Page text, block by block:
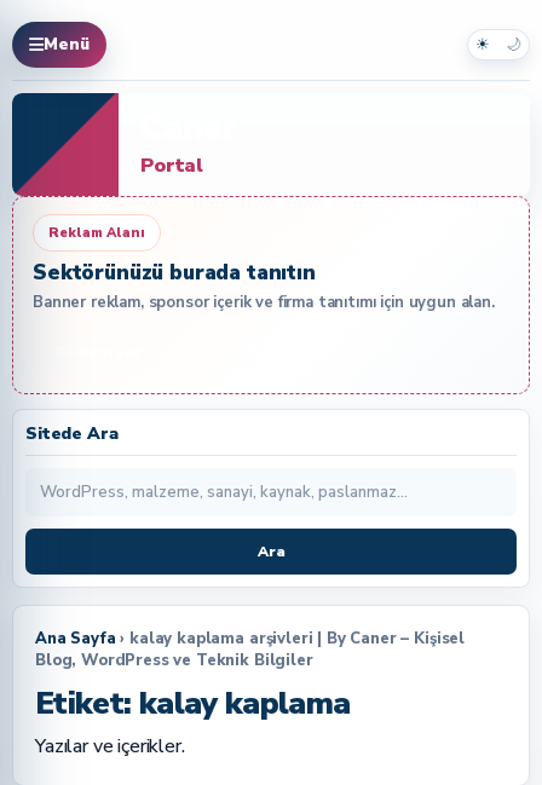
Menü ☀ 🌙
Portal
Reklam Alanı
Sektörünüzü burada tanıtın
Banner reklam, sponsor içerik ve firma tanıtımı için uygun alan.
Sitede Ara
Ara
Ana Sayfa › kalay kaplama arşivleri | By Caner – Kişisel
Blog, WordPress ve Teknik Bilgiler
Etiket: kalay kaplama
Yazılar ve içerikler.